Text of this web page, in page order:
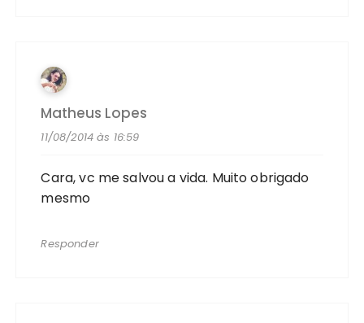
Matheus Lopes
11/08/2014 às 16:59
Cara, vc me salvou a vida. Muito obrigado
mesmo
Responder